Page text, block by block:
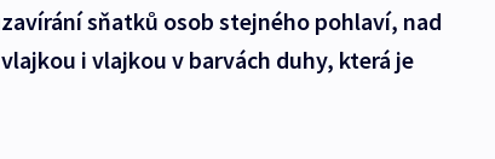
sňatků osob stejného pohlaví, nad
i vlajkou v barvách duhy, která je